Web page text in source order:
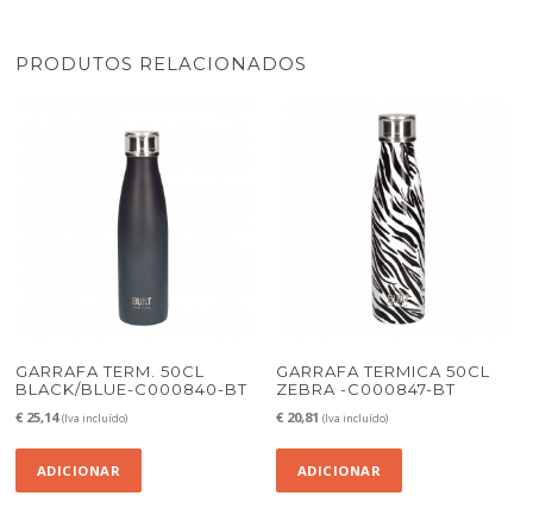
PRODUTOS RELACIONADOS
GARRAFA TERM. 50CL
BLACK/BLUE-C000840-BT
€ 25,14 (Iva incluído)
ADICIONAR
GARRAFA TERMICA 50CL
ZEBRA -C000847-BT
€ 20,81 (Iva incluído)
ADICIONAR